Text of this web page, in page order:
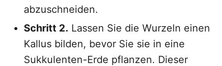
abzuschneiden.
Schritt 2. Lassen Sie die Wurzeln einen
Kallus bilden, bevor Sie sie in eine
Sukkulenten-Erde pflanzen. Dieser